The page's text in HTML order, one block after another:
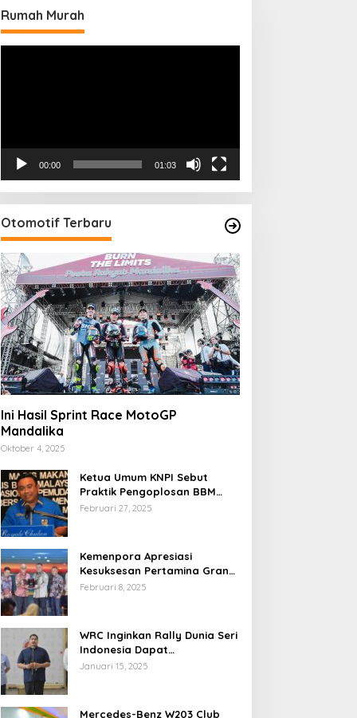
Rumah Murah
00:00 01:03
Otomotif Terbaru
Ini Hasil Sprint Race MotoGP
Mandalika
Oktober 4, 2025
Ketua Umum KNPI Sebut
Praktik Pengoplosan BBM
Cederai Kepercayaan
Februari 27, 2025
Kemenpora Apresiasi
Kesuksesan Pertamina Grand
Prix of Indonesia 2024
Februari 8, 2025
WRC Inginkan Rally Dunia Seri
Indonesia Dapat
Terselenggara 2026
Januari 15, 2025
Mercedes-Benz W203 Club